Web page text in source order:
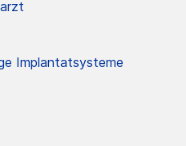
Implantatsysteme